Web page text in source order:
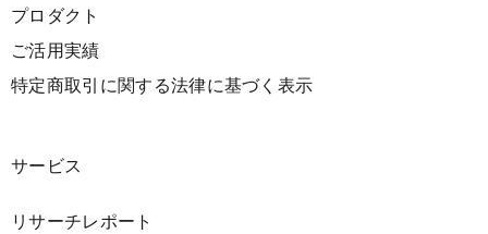
プロダクト
ご活用実績
特定商取引に関する法律に基づく表示
サービス
リサーチレポート